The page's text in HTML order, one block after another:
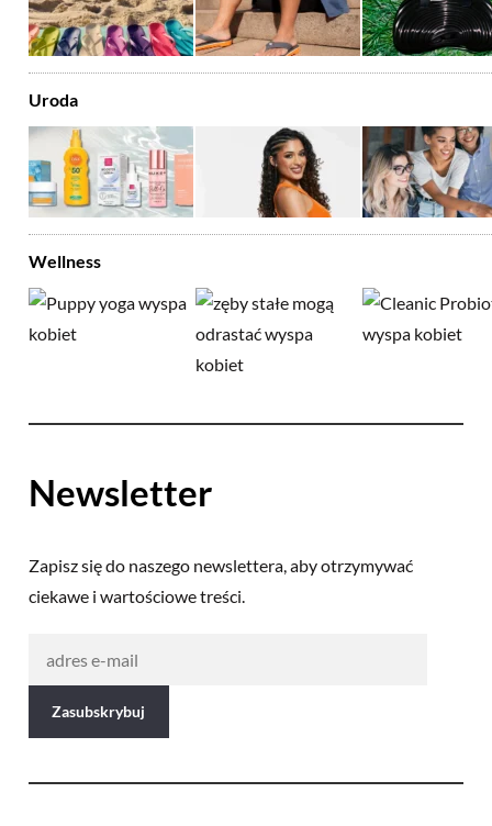
Uroda
Wellness
Newsletter
Zapisz się do naszego newslettera, aby otrzymywać
ciekawe i wartościowe treści.